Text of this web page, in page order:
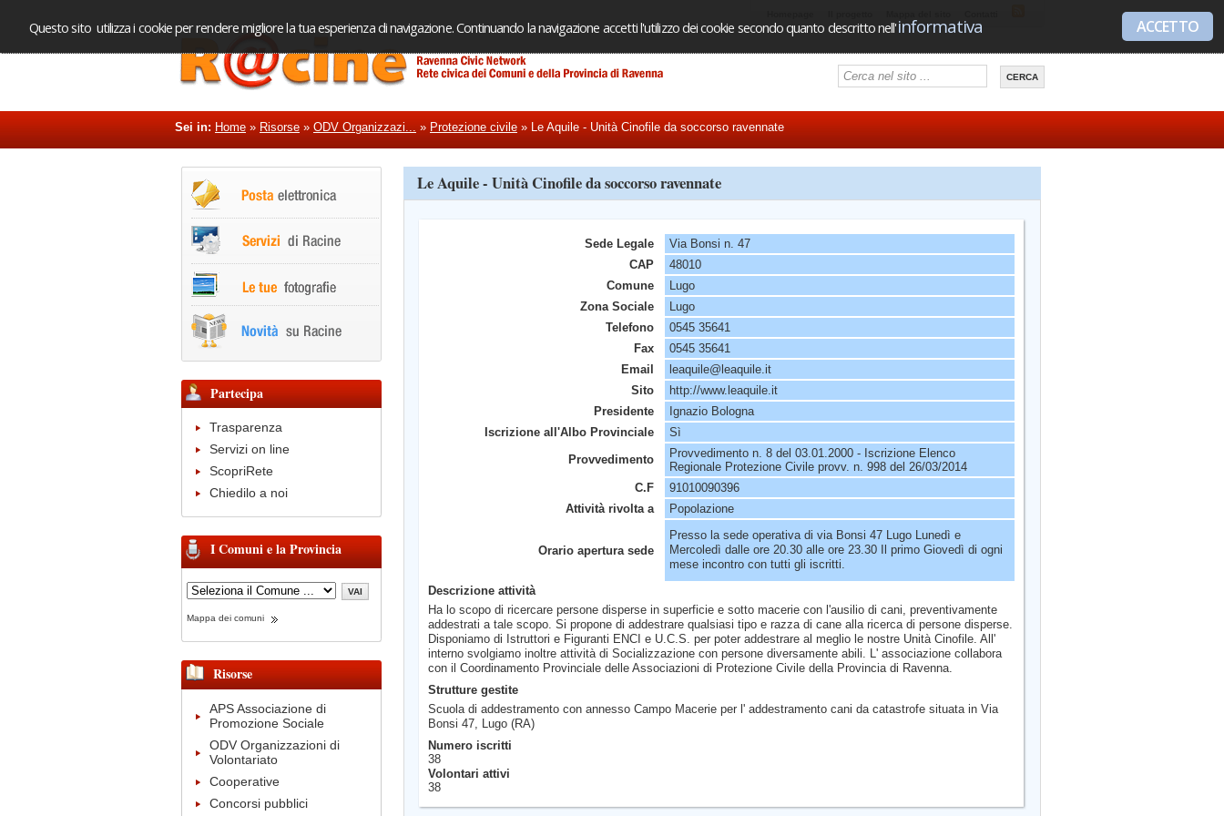
Questo sito utilizza i cookie per rendere migliore la tua esperienza di navigazione. Continuando la navigazione accetti l'utilizzo dei cookie secondo quanto descritto nell'informativa ACCETTO
Sei in: Home » Risorse » ODV Organizzazi... » Protezione civile » Le Aquile - Unità Cinofile da soccorso ravennate
Partecipa
Trasparenza
Servizi on line
ScopriRete
Chiedilo a noi
I Comuni e la Provincia
Mappa dei comuni
Risorse
APS Associazione di
Promozione Sociale
ODV Organizzazioni di
Volontariato
Cooperative
Concorsi pubblici
Le Aquile - Unità Cinofile da soccorso ravennate
Sede Legale
Via Bonsi n. 47
CAP
48010
Comune
Lugo
Zona Sociale
Lugo
Telefono
0545 35641
Fax
0545 35641
Email
leaquile@leaquile.it
Sito
http://www.leaquile.it
Presidente
Ignazio Bologna
Iscrizione all'Albo Provinciale
Sì
Provvedimento
Provvedimento n. 8 del 03.01.2000 - Iscrizione Elenco
Regionale Protezione Civile provv. n. 998 del 26/03/2014
C.F
91010090396
Attività rivolta a
Popolazione
Orario apertura sede
Presso la sede operativa di via Bonsi 47 Lugo Lunedì e
Mercoledì dalle ore 20.30 alle ore 23.30 Il primo Giovedì di ogni
mese incontro con tutti gli iscritti.
Descrizione attività
Ha lo scopo di ricercare persone disperse in superficie e sotto macerie con l'ausilio di cani, preventivamente
addestrati a tale scopo. Si propone di addestrare qualsiasi tipo e razza di cane alla ricerca di persone disperse.
Disponiamo di Istruttori e Figuranti ENCI e U.C.S. per poter addestrare al meglio le nostre Unità Cinofile. All'
interno svolgiamo inoltre attività di Socializzazione con persone diversamente abili. L' associazione collabora
con il Coordinamento Provinciale delle Associazioni di Protezione Civile della Provincia di Ravenna.
Strutture gestite
Scuola di addestramento con annesso Campo Macerie per l' addestramento cani da catastrofe situata in Via
Bonsi 47, Lugo (RA)
Numero iscritti
38
Volontari attivi
38